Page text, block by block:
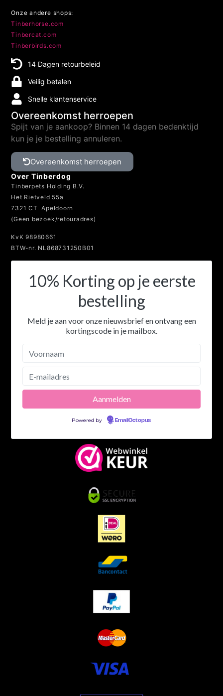
Onze andere shops:
Tinberhorse.com
Tinbercat.com
Tinberbirds.com
14 Dagen retourbeleid
Veilig betalen
Snelle klantenservice
Overeenkomst herroepen
Spijt van je aankoop? Binnen 14 dagen bedenktijd
kun je je bestelling annuleren.
Overeenkomst herroepen
Over Tinberdog
Tinberpets Holding B.V.
Het Rietveld 55a
7321 CT Apeldoorn
(Geen bezoek/retouradres)
KvK 98980661
BTW-nr. NL868731250B01
10% Korting op je eerste
bestelling
Meld je aan voor onze nieuwsbrief en ontvang een
kortingscode in je mailbox.
Powered by EmailOctopus